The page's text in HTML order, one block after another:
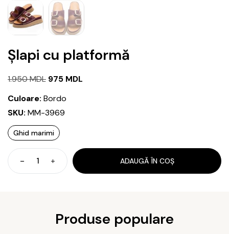
Șlapi cu platformă
1.950MDL Prețul
1.950 MDL.
975 MDL
Culoare: Bordo
SKU: MM-3969
Ghid marimi
Cantitate
Șlapi
ADAUGĂ ÎN COȘ
Produse populare